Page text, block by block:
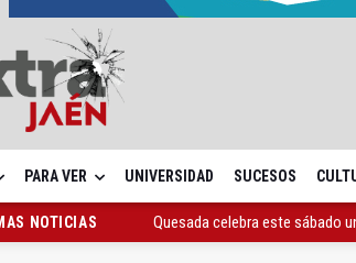
PARA VER UNIVERSIDAD SUCESOS
NOTICIAS
Quesada celebra este sábado